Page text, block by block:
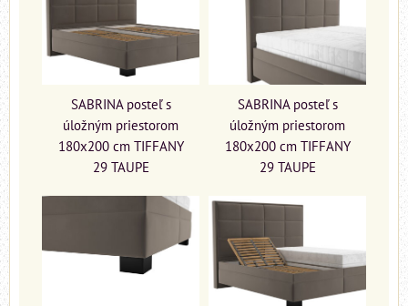
SABRINA posteľ s
úložným priestorom
180x200 cm TIFFANY
29 TAUPE
SABRINA posteľ s
úložným priestorom
180x200 cm TIFFANY
29 TAUPE